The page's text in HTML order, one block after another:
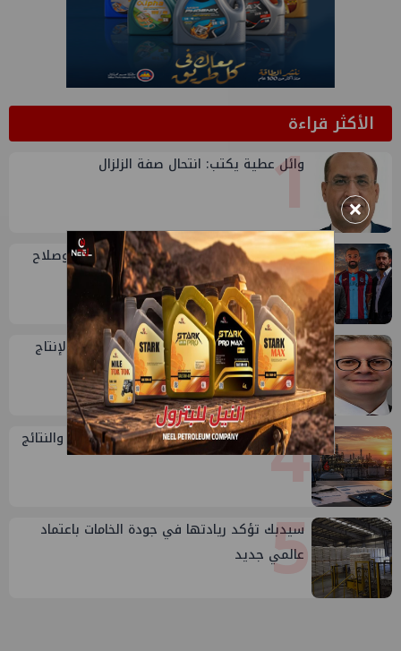
الأكثر قراءة1
وائل عطية يكتب: انتحال صفة الزلزال
2
حديث الجمعة: بترول الصعيد ومحمد فؤاد وصلاح
وعبدول
3
وزير البترول: الصعيد منطقة واعدة لزيادة الإنتاج
وتوفير فرص عمل
4
تقييم أداء وزارة البترول...بين حساب الأداء والنتائج
5
سيدبك تؤكد ريادتها في جودة الخامات باعتماد
عالمي جديد
×